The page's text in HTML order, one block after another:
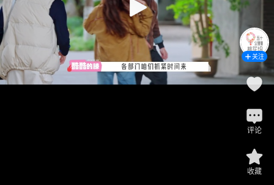
关注
评论
收藏